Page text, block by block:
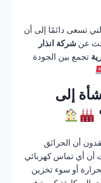
تسعى دائمًا إلى أن
عن شركة انذار
تجمع بين الجودة
إلى
أن الحرائق
أن أي تماس كهربائي
أو سوء تخزين